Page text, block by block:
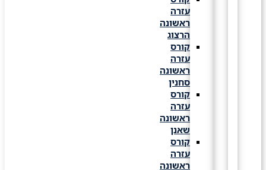
עזרה
ראשונה
הרצוג
קורס
עזרה
ראשונה
סחנין
קורס
עזרה
ראשונה
קורס
עזרה
ראשונה